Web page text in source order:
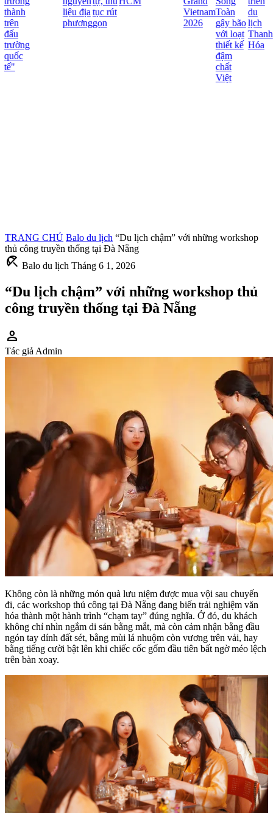
thành
trên
đấu
trường
quốc
tế"
liệu địa
phương
tục rút
gọn
Vietnam
2026
Toàn
gây bão
với loạt
thiết kế
đậm
chất
Việt
du
lịch
Thanh
Hóa
TRANG CHỦ Balo du lịch “Du lịch chậm” với những workshop
thủ công truyền thống tại Đà Nẵng
beach_access Balo du lịch Tháng 6 1, 2026
“Du lịch chậm” với những workshop thủ
công truyền thống tại Đà Nẵng
person
Tác giả Admin
Không còn là những món quà lưu niệm được mua vội sau chuyến
đi, các workshop thủ công tại Đà Nẵng đang biến trải nghiệm văn
hóa thành một hành trình “chạm tay” đúng nghĩa. Ở đó, du khách
không chỉ nhìn ngắm di sản bằng mắt, mà còn cảm nhận bằng đầu
ngón tay dính đất sét, bằng mùi lá nhuộm còn vương trên vải, hay
bằng tiếng cười bật lên khi chiếc cốc gốm đầu tiên bất ngờ méo lệch
trên bàn xoay.